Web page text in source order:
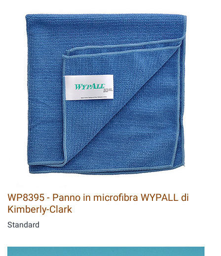
WP8395 - Panno in microfibra WYPALL di
Kimberly-Clark
Standard